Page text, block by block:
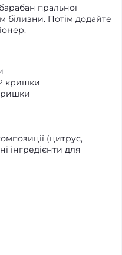
пральної
Потім додайте
кришки
(цитрус,
інгредієнти для